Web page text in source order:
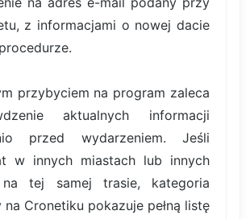
z informacjami o nowej dacie
przybyciem na program zaleca
aktualnych informacji
przed wydarzeniem. Jeśli
w innych miastach lub innych
tej samej trasie, kategoria
Cronetiku pokazuje pełną listę